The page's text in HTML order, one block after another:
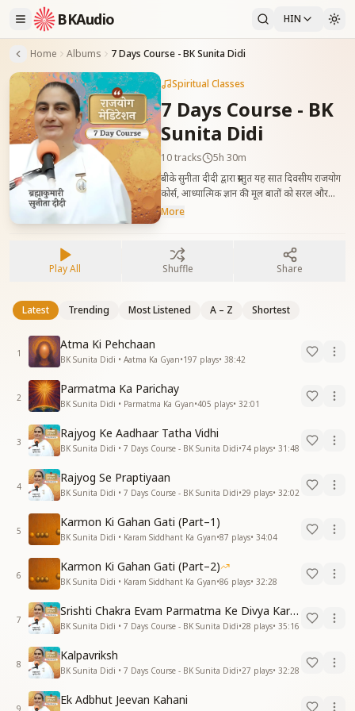
BKAudio HIN
Home Albums 7 Days Course - BK Sunita Didi
Spiritual Classes
7 Days Course - BK
Sunita Didi
10tracks
5h 30m
बीके सुनीता दीदी द्वारा प्रस्तुत यह सात दिवसीय राजयोग
कोर्स, आध्यात्मिक ज्ञान की मूल बातों को सरल और
सहज रूप में समझाता है। अपनी अनुभव-आधारित और
उन सभी के लिए उपयोगी है जो ध्यान और आध्यात्मिक
जीवन की मजबूत नींव बनाना चाहते हैं। A clear and
introduction to the fundamentals of
simple, relatable, and experience-based
explanations, she helps listeners
the path to inner peace. These sessions
support anyone wishing to build a
spiritual living.
More
Play All Shuffle Share
Latest Trending Most Listened A – Z Shortest
1
Atma Ki Pehchaan
BK Sunita Didi • Aatma Ka Gyan•197 plays• 38:42
2
Parmatma Ka Parichay
BK Sunita Didi • Parmatma Ka Gyan•405 plays• 32:01
3
Rajyog Ke Aadhaar Tatha Vidhi
BK Sunita Didi • 7 Days Course - BK Sunita Didi•74 plays• 31:48
4
Rajyog Se Praptiyaan
BK Sunita Didi • 7 Days Course - BK Sunita Didi•29 plays• 32:02
5
Karmon Ki Gahan Gati (Part–1)
BK Sunita Didi • Karam Siddhant Ka Gyan•87 plays• 34:04
6
Karmon Ki Gahan Gati (Part–2)
BK Sunita Didi • Karam Siddhant Ka Gyan•86 plays• 32:28
7
Srishti Chakra Evam Parmatma Ke Divya Kartavya
BK Sunita Didi • 7 Days Course - BK Sunita Didi•28 plays• 35:16
8
Kalpavriksh
BK Sunita Didi • 7 Days Course - BK Sunita Didi•27 plays• 32:28
9
Ek Adbhut Jeevan Kahani